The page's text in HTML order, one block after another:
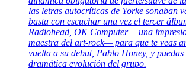
las letras autocríticas de Yorke sonaban
basta con escuchar una vez el tercer
Radiohead, OK Computer —una
maestra del art-rock— para que te veas
vuelta a su debut, Pablo Honey, y
dramática evolución del grupo.